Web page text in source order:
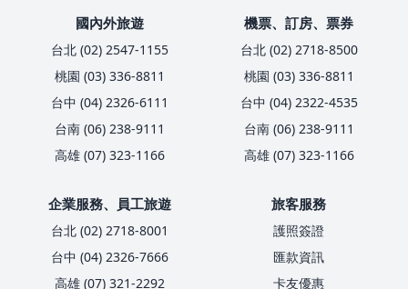
國內外旅遊
台北 (02) 2547-1155
桃園 (03) 336-8811
台中 (04) 2326-6111
台南 (06) 238-9111
高雄 (07) 323-1166
機票、訂房、票券
台北 (02) 2718-8500
桃園 (03) 336-8811
台中 (04) 2322-4535
台南 (06) 238-9111
高雄 (07) 323-1166
企業服務、員工旅遊
台北 (02) 2718-8001
台中 (04) 2326-7666
高雄 (07) 321-2292
旅客服務
護照簽證
匯款資訊
卡友優惠